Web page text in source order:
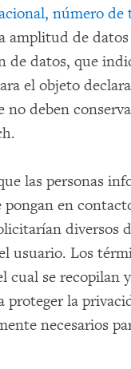
número de
amplitud de
datos, que
el objeto
deben
las personas
en
diversos
usuario. Los
cual se recopilan
la
necesarios